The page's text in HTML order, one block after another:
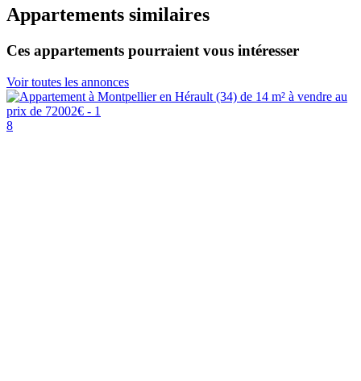
Appartements similaires
Ces appartements pourraient vous intéresser
Voir toutes les annonces
8